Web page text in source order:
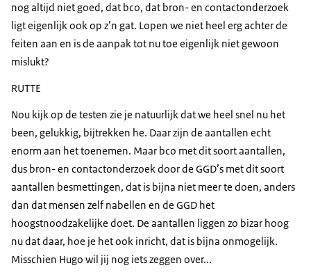
nog altijd niet goed, dat bco, dat bron- en contactonderzoek
ligt eigenlijk ook op z’n gat. Lopen we niet heel erg achter de
feiten aan en is de aanpak tot nu toe eigenlijk niet gewoon
mislukt?
RUTTE
Nou kijk op de testen zie je natuurlijk dat we heel snel nu het
been, gelukkig, bijtrekken he. Daar zijn de aantallen echt
enorm aan het toenemen. Maar bco met dit soort aantallen,
dus bron- en contactonderzoek door de GGD’s met dit soort
aantallen besmettingen, dat is bijna niet meer te doen, anders
dan dat mensen zelf nabellen en de GGD het
hoogstnoodzakelijke doet. De aantallen liggen zo bizar hoog
nu dat daar, hoe je het ook inricht, dat is bijna onmogelijk.
Misschien Hugo wil jij nog iets zeggen over...